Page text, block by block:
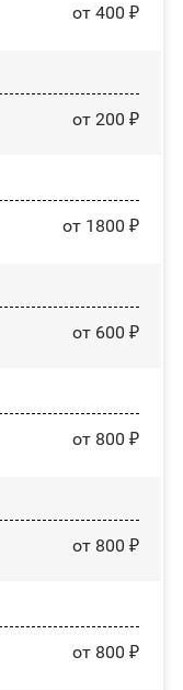
от 400 ₽
от 200 ₽
от 1800 ₽
от 600 ₽
от 800 ₽
от 800 ₽
от 800 ₽